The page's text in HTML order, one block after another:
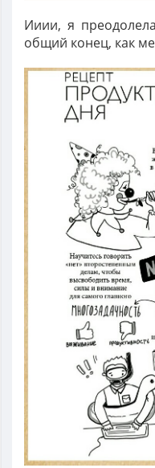
Ииии, я
общий конец, как